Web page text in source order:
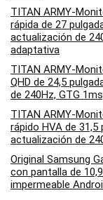
TITAN ARMY-
rápida de 27
actualización de
adaptativa
TITAN ARMY-
QHD de 24,5
de 240Hz, GTG
TITAN ARMY-
rápido HVA de 31,5
actualización de
Original Samsung
con pantalla de
impermeable